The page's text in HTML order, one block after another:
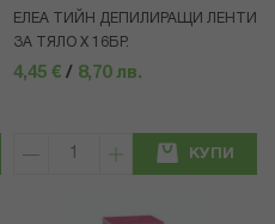
ЕЛЕА ТИЙН ДЕПИЛИРАЩИ ЛЕНТИ
ЗА ТЯЛО Х 16БР.
4,45 € / 8,70 лв.
КУПИ